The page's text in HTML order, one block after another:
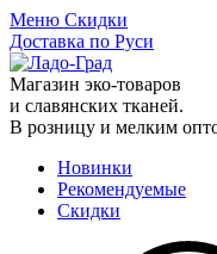
Меню Скидки
Доставка по Руси
Магазин эко-товаров
и славянских тканей.
В розницу и мелким
Новинки
Рекомендуемые
Скидки